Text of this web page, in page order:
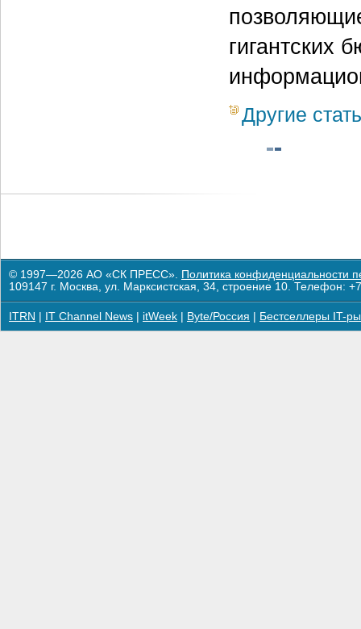
гигантских
Другие
© 1997—2026 АО «СК ПРЕСС». Политика конфиденциальности
109147 г. Москва, ул. Марксистская, 34, строение 10. Телефон:
ITRN IT Channel News itWeek Byte/Россия Бестселлеры IT-